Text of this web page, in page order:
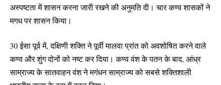
अस्पष्टता में शासन करना जारी रखने की अनुमति दी। चार कण्व शासकों ने
मगध पर शासन किया।
30 ईसा पूर्व में, दक्षिणी शक्ति ने पूर्वी मालवा प्रांत को अवशोषित करने वाले
कण्व और शुंग दोनों को नष्ट कर दिया। कण्व वंश के पतन के बाद, आंध्र
साम्राज्य के सातवाहन वंश ने मगंधन साम्राज्य को सबसे शक्तिशाली